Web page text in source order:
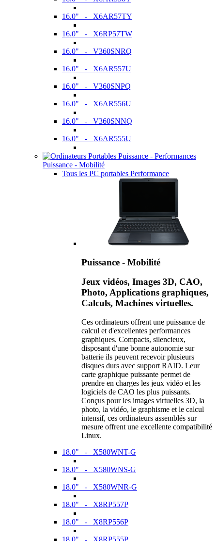
16.0" - X6AR57TY
16.0" - X6RP57TW
16.0" - V360SNRQ
16.0" - X6AR557U
16.0" - V360SNPQ
16.0" - X6AR556U
16.0" - V360SNNQ
16.0" - X6AR555U
Puissance - Mobilité
Tous les PC portables Performance
Puissance - Mobilité
Jeux vidéos, Images 3D, CAO,
Photo, Applications graphiques,
Calculs, Machines virtuelles.
Ces ordinateurs offrent une puissance de
calcul et d'excellentes performances
graphiques. Compacts, silencieux,
disposant d'une bonne autonomie sur
batterie ils peuvent recevoir plusieurs
disques durs avec support RAID. Leur
carte graphique puissante permet de
prendre en charges les jeux vidéo et les
logiciels de CAO les plus puissants.
Conçus pour les images virtuelles 3D, la
photo, la vidéo, le graphisme et le calcul
intensif, ces ordinateurs assemblés sur
mesure offrent une excellente compatibilité
Linux.
18.0" - X580WNT-G
18.0" - X580WNS-G
18.0" - X580WNR-G
18.0" - X8RP557P
18.0" - X8RP556P
18.0" - X8RP555P